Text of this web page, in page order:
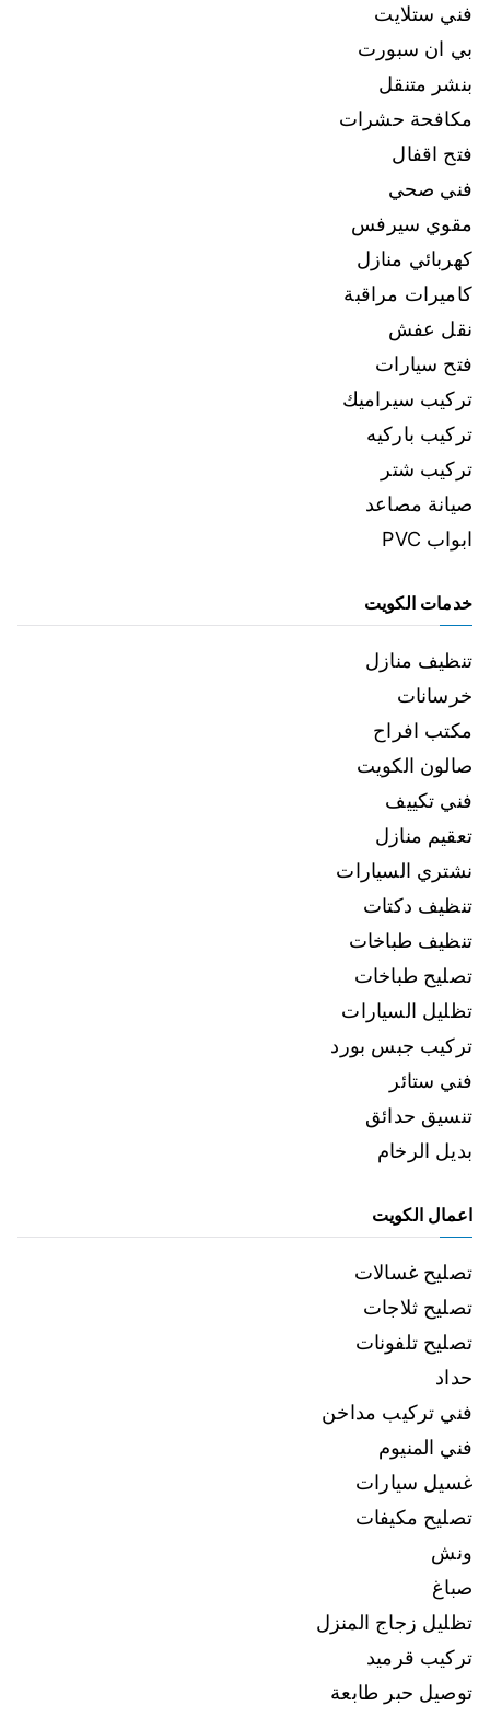
فني ستلايت
بي ان سبورت
بنشر متنقل
مكافحة حشرات
فتح اقفال
فني صحي
مقوي سيرفس
كهربائي منازل
كاميرات مراقبة
نقل عفش
فتح سيارات
تركيب سيراميك
تركيب باركيه
تركيب شتر
صيانة مصاعد
ابواب PVC
خدمات الكويت
تنظيف منازل
خرسانات
مكتب افراح
صالون الكويت
فني تكييف
تعقيم منازل
نشتري السيارات
تنظيف دكتات
تنظيف طباخات
تصليح طباخات
تظليل السيارات
تركيب جبس بورد
فني ستائر
تنسيق حدائق
بديل الرخام
اعمال الكويت
تصليح غسالات
تصليح ثلاجات
تصليح تلفونات
حداد
فني تركيب مداخن
فني المنيوم
غسيل سيارات
تصليح مكيفات
ونش
صباغ
تظليل زجاج المنزل
تركيب قرميد
توصيل حبر طابعة